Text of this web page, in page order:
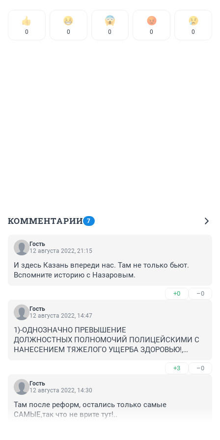
0 0 0 0 0
КОММЕНТАРИИ 7
Гость
12 августа 2022, 21:15
И здесь Казань впереди нас. Там не только бьют.
Вспомните историю с Назаровым.
+0 –0
Гость
12 августа 2022, 14:47
1)-ОДНОЗНАЧНО ПРЕВЫШЕНИЕ
ДОЛЖНОСТНЫХ ПОЛНОМОЧИЙ ПОЛИЦЕЙСКИМИ С
НАНЕСЕНИЕМ ТЯЖЕЛОГО УЩЕРБА ЗДОРОВЬЮ!,
ТОГО ЧТОБЫ В СЛУЧАЕ ЧЕГО НЕ ВОЗМЕЩАТЬ
МОРАЛЬНЫЙ ВРЕД И ВРЕД ЗДОРОВЬЮ!,
3)-НИКТО НЕ ИМЕЕТ ПРАВА КОГО-ЛИБО
СЛЕДСТВИЯ!,
3)-ДОЛЖЕН БЫТЬ ПОКАЗАТЕЛЬНЫЙ УРОК ДЛЯ
+3 –0
Гость
12 августа 2022, 14:30
Там после реформ, остались только самые
САМЫЕ,так что не врите тут!..